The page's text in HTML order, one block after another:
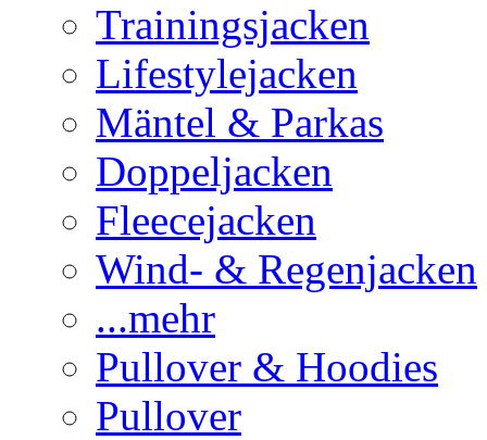
Trainingsjacken
Lifestylejacken
Mäntel & Parkas
Doppeljacken
Fleecejacken
Wind- & Regenjacken
...mehr
Pullover & Hoodies
Pullover